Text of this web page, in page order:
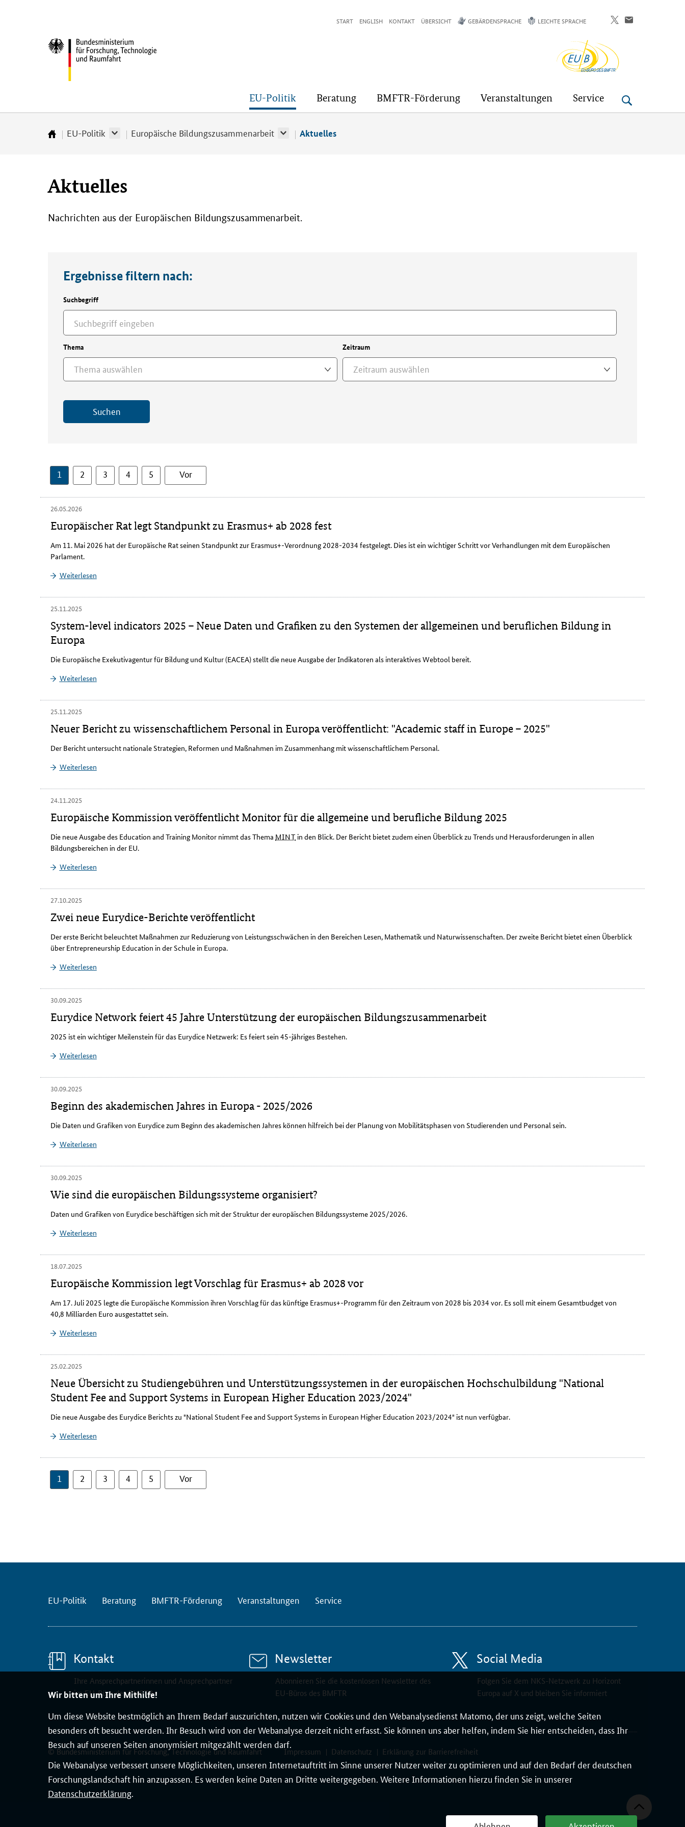
Wir bitten um Ihre Mithilfe!
Um diese Website bestmöglich an Ihrem Bedarf auszurichten, nutzen wir Cookies und den Webanalysedienst Matomo, der uns zeigt, welche Seiten
besonders oft besucht werden. Ihr Besuch wird von der Webanalyse derzeit nicht erfasst. Sie können uns aber helfen, indem Sie hier entscheiden, dass Ihr
Besuch auf unseren Seiten anonymisiert mitgezählt werden darf.
Die Webanalyse verbessert unsere Möglichkeiten, unseren Internetauftritt im Sinne unserer Nutzer weiter zu optimieren und auf den Bedarf der deutschen
Forschungslandschaft hin anzupassen. Es werden keine Daten an Dritte weitergegeben. Weitere Informationen hierzu finden Sie in unserer
Datenschutzerklärung.
(Eingabetaste)
(Eingabetaste)
(Eingabetaste)
START ENGLISH KONTAKT ÜBERSICHT GEBÄRDENSPRACHE LEICHTE SPRACHE
Bundesministerium
und
Raumfahrt
Buero
EU-Politik Beratung BMFTR-Förderung Veranstaltungen Service
StartseiteEU-Politik Europäische Bildungszusammenarbeit Aktuelles
Aktuelles
Nachrichten aus der Europäischen Bildungszusammenarbeit.
Ergebnisse filtern nach:
Suchbegriff
Thema
Thema auswählen
Zeitraum
Zeitraum auswählen
Suchen
1 2 3 4 5 Vor
26.05.2026
Europäischer Rat legt Standpunkt zu Erasmus+ ab 2028 fest
Am 11. Mai 2026 hat der Europäische Rat seinen Standpunkt zur Erasmus+-Verordnung 2028-2034 festgelegt. Dies ist ein wichtiger Schritt vor Verhandlungen mit dem Europäischen
Parlament.
Weiterlesen
25.11.2025
System-level indicators 2025 – Neue Daten und Grafiken zu den Systemen der allgemeinen und beruflichen Bildung in
Europa
Die Europäische Exekutivagentur für Bildung und Kultur (EACEA) stellt die neue Ausgabe der Indikatoren als interaktives Webtool bereit.
Weiterlesen
25.11.2025
Neuer Bericht zu wissenschaftlichem Personal in Europa veröffentlicht: "Academic staff in Europe – 2025"
Der Bericht untersucht nationale Strategien, Reformen und Maßnahmen im Zusammenhang mit wissenschaftlichem Personal.
Weiterlesen
24.11.2025
Europäische Kommission veröffentlicht Monitor für die allgemeine und berufliche Bildung 2025
Die neue Ausgabe des Education and Training Monitor nimmt das Thema MINT in den Blick. Der Bericht bietet zudem einen Überblick zu Trends und Herausforderungen in allen
Bildungsbereichen in der EU.
Weiterlesen
27.10.2025
Zwei neue Eurydice-Berichte veröffentlicht
Der erste Bericht beleuchtet Maßnahmen zur Reduzierung von Leistungsschwächen in den Bereichen Lesen, Mathematik und Naturwissenschaften. Der zweite Bericht bietet einen Überblick
über Entrepreneurship Education in der Schule in Europa.
Weiterlesen
30.09.2025
Eurydice Network feiert 45 Jahre Unterstützung der europäischen Bildungszusammenarbeit
2025 ist ein wichtiger Meilenstein für das Eurydice Netzwerk: Es feiert sein 45-jähriges Bestehen.
Weiterlesen
30.09.2025
Beginn des akademischen Jahres in Europa - 2025/2026
Die Daten und Grafiken von Eurydice zum Beginn des akademischen Jahres können hilfreich bei der Planung von Mobilitätsphasen von Studierenden und Personal sein.
Weiterlesen
30.09.2025
Wie sind die europäischen Bildungssysteme organisiert?
Daten und Grafiken von Eurydice beschäftigen sich mit der Struktur der europäischen Bildungssysteme 2025/2026.
Weiterlesen
18.07.2025
Europäische Kommission legt Vorschlag für Erasmus+ ab 2028 vor
Am 17. Juli 2025 legte die Europäische Kommission ihren Vorschlag für das künftige Erasmus+-Programm für den Zeitraum von 2028 bis 2034 vor. Es soll mit einem Gesamtbudget von
40,8 Milliarden Euro ausgestattet sein.
Weiterlesen
25.02.2025
Neue Übersicht zu Studiengebühren und Unterstützungssystemen in der europäischen Hochschulbildung "National
Student Fee and Support Systems in European Higher Education 2023/2024"
Die neue Ausgabe des Eurydice Berichts zu "National Student Fee and Support Systems in European Higher Education 2023/2024" ist nun verfügbar.
Weiterlesen
1 2 3 4 5 Vor
EU-Politik Beratung BMFTR-Förderung Veranstaltungen Service
Kontakt
Ihre Ansprechpartnerinnen und Ansprechpartner
im EU-Büro des BMFTR
Newsletter
Abonnieren Sie die kostenlosen Newsletter des
EU-Büros des BMFTR
Social Media
Folgen Sie dem NKS-Netzwerk zu Horizont
Europa auf X und bleiben Sie informiert
© Bundesministerium für Forschung, Technologie und Raumfahrt Impressum Datenschutz Erklärung zur Barrierefreiheit